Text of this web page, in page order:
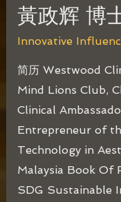
黃政辉 博
Innovative
简历 Westwood
Mind Lions Club,
Clinical
Entrepreneur of
Technology in
Malaysia Book Of
SDG Sustainable